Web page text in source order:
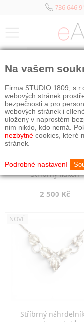
736 646
Stříbrný flakon
2 500 Kč
NOVÉ
Stříbrný
Na vašem
Firma STUDIO 1809,
webových stránek
bezpečnosti a pro
webových stránek i
uloženy v naprostém
nim nikdo, kdo nemá.
nezbytné cookies, které
stránek.
Podrobné nastavení